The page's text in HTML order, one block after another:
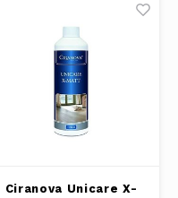
Ciranova Unicare X-